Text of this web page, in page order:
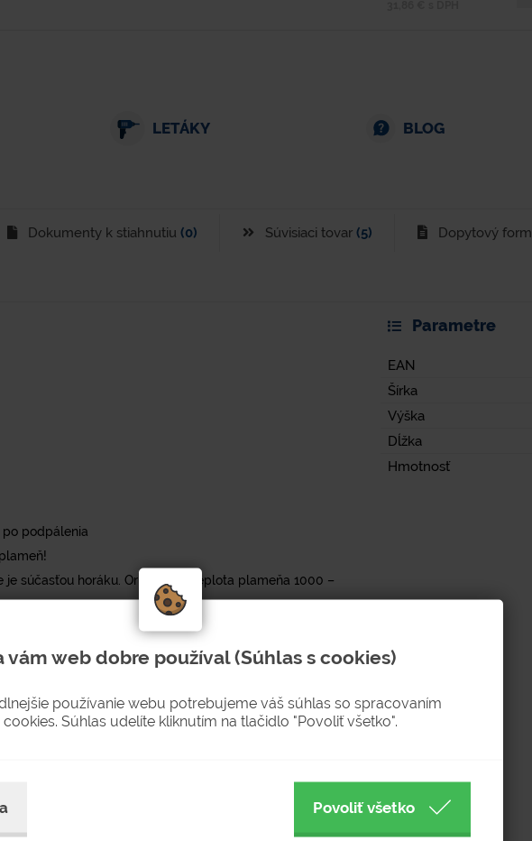
LETÁKY BLOG
Dokumenty k stiahnutiu (0) Súvisiaci tovar (5) Dopytový
podpálenia
je súčasťou horáku. Orientačná teplota plameňa 1000 –
výkon 1,6 kW s jednoduchou obsluhou
dokáže pracovať v akejkoľvek polohe vďaka 360°
dielni či v teréne.
poškodeniam a zaručuje dlhú životnosť aj pri
KP02002 (227 g), ktorých výmena je rýchla a
až 1 400 – 1 600 °C, čo zabezpečuje spoľahlivé
výkonu, vďaka čomu možno presne doladiť intenzitu
Parametre
EAN
Šírka
Výška
Dĺžka
Hmotnosť
vám web dobre používal (Súhlas s cookies)
používanie webu potrebujeme váš súhlas so spracovaním
Súhlas udelíte kliknutím na tlačidlo "Povoliť všetko".
Povoliť všetko